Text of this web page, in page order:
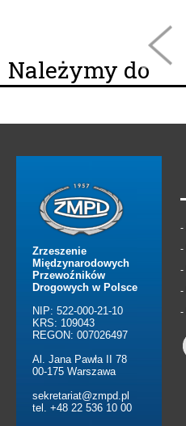
Należymy do
Zrzeszenie
Międzynarodowych
Przewoźników
Drogowych w Polsce
NIP: 522-000-21-10
KRS: 109043
REGON: 007026497
Al. Jana Pawła II 78
00-175 Warszawa
sekretariat@zmpd.pl
tel. +48 22 536 10 00
-
-
-
-
-